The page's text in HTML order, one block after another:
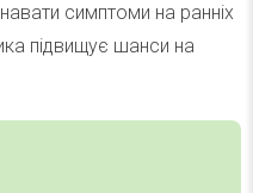
симптоми на ранніх
підвищує шанси на